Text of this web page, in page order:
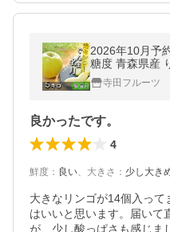
2026年10月予
糖度 青森県産
月 蜜入り 家庭
寺田フルーツ
良かったです。
4
鮮度 ： 良い、 大きさ ： 少し大き
大きなリンゴが14個入って
はいいと思います。届いて
が、少し酸っぱさも感じま